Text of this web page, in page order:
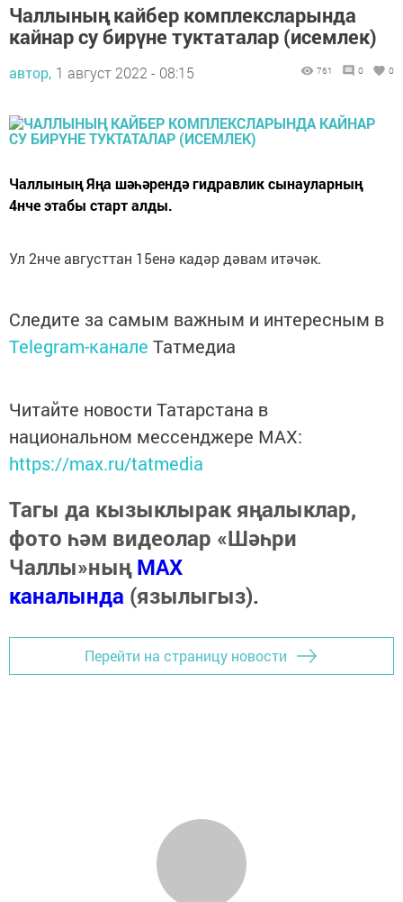
Чаллының кайбер комплексларында
кайнар су бирүне туктаталар (исемлек)
автор, 1 август 2022 - 08:15 761 0 0
Чаллының Яңа шәһәрендә гидравлик сынауларның
4нче этабы старт алды.
Ул 2нче августтан 15енә кадәр дәвам итәчәк.
Следите за самым важным и интересным в
Telegram-канале Татмедиа
Читайте новости Татарстана в
национальном мессенджере MАХ:
https://max.ru/tatmedia
Тагы да кызыклырак яңалыклар,
фото һәм видеолар «Шәһри
Чаллы»ныңMAX
каналында (язылыгыз).
Перейти на страницу новости